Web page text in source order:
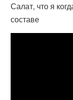
Салат, что я
составе